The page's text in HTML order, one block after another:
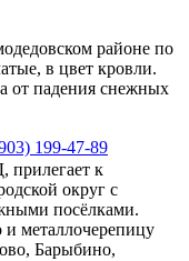
районе по
в цвет кровли.
от падения снежных
199-47-89
к
округ с
посёлками.
металлочерепицу
Барыбино,